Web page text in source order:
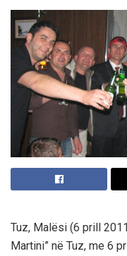
Tuz, Malësi (6 prill
Martini” në Tuz, me 6